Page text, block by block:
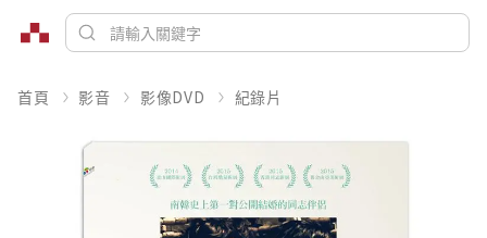
首頁 影音 影像DVD 紀錄片